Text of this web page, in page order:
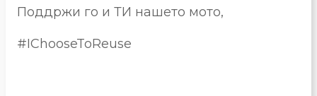
Поддржи го и ТИ нашето мото,
#IChooseToReuse